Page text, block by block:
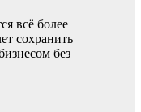
всё более
сохранить
без